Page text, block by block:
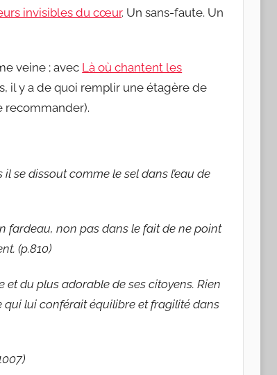
invisibles du cœur. Un sans-faute. Un
veine ; avec Là où chantent les
il y a de quoi remplir une étagère de
recommander).
se dissout comme le sel dans l’eau de
fardeau, non pas dans le fait de ne point
(p.810)
et du plus adorable de ses citoyens. Rien
qui lui conférait équilibre et fragilité dans